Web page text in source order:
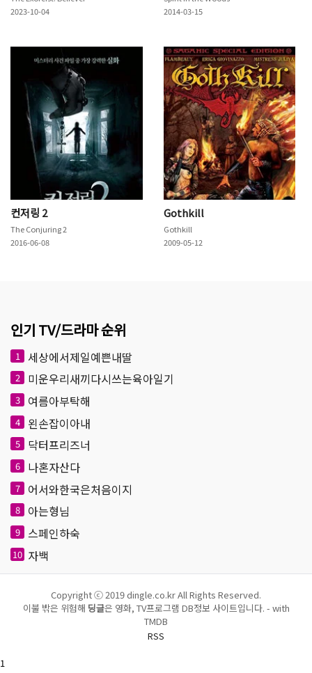
2023-10-04
2014-03-15
컨저링 2
The Conjuring 2
2016-06-08
Gothkill
Gothkill
2009-05-12
인기 TV/드라마 순위
1 세상에서제일예쁜내딸
2 미운우리새끼다시쓰는육아일기
3 여름아부탁해
4 왼손잡이아내
5 닥터프리즈너
6 나혼자산다
7 어서와한국은처음이지
8 아는형님
9 스페인하숙
10 자백
Copyright ⓒ 2019 dingle.co.kr All Rights Reserved.
이불 밖은 위험해 딩글은 영화, TV프로그램 DB정보 사이트입니다. - with
TMDB
RSS
1